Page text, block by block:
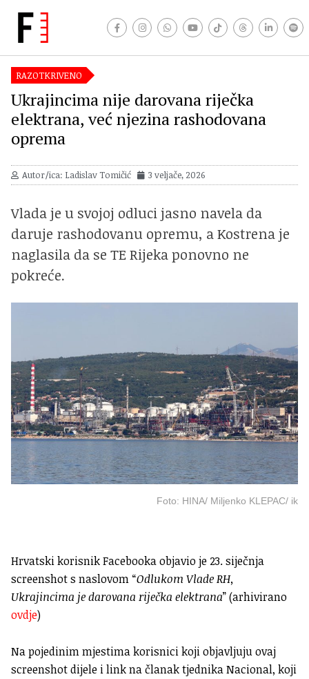
RAZOTKRIVENO
Ukrajincima nije darovana riječka
elektrana, već njezina rashodovana
oprema
Autor/ica: Ladislav Tomičić 3 veljače, 2026
Vlada je u svojoj odluci jasno navela da
daruje rashodovanu opremu, a Kostrena je
naglasila da se TE Rijeka ponovno ne
pokreće.
Foto: HINA/ Miljenko KLEPAC/ ik
Hrvatski korisnik Facebooka objavio je 23. siječnja
screenshots naslovom “Odlukom Vlade RH,
Ukrajincima je darovana riječka elektrana” (arhivirano
ovdje)
Na pojedinim mjestima korisnici koji objavljuju ovaj
screenshotdijele i link na članak tjednika Nacional, koji